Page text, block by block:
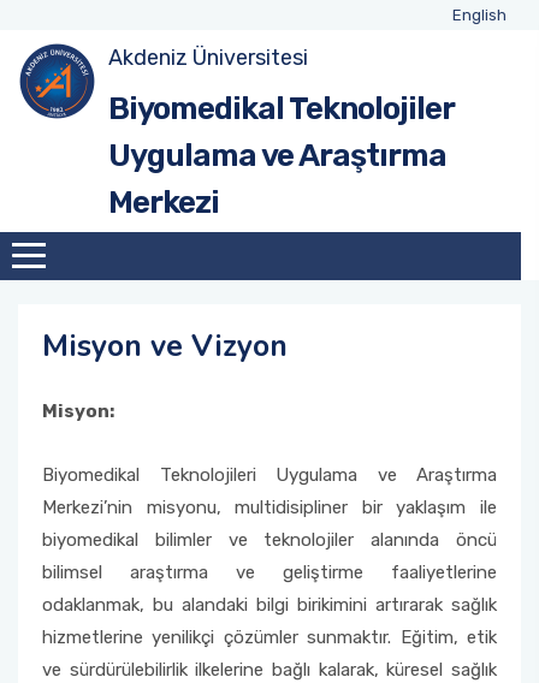
English
Akdeniz Üniversitesi
Biyomedikal Teknolojiler
Uygulama ve Araştırma
Merkezi
Misyon ve Vizyon
Misyon:
Biyomedikal Teknolojileri Uygulama ve Araştırma
Merkezi’nin misyonu, multidisipliner bir yaklaşım ile
biyomedikal bilimler ve teknolojiler alanında öncü
bilimsel araştırma ve geliştirme faaliyetlerine
odaklanmak, bu alandaki bilgi birikimini artırarak sağlık
hizmetlerine yenilikçi çözümler sunmaktır. Eğitim, etik
ve sürdürülebilirlik ilkelerine bağlı kalarak, küresel sağlık